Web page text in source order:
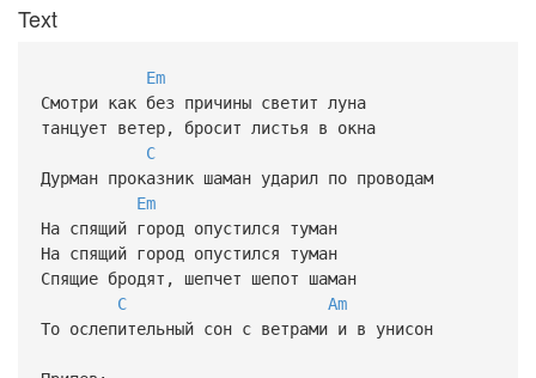
Text
Em
Смотри как без причины светит луна
танцует ветер, бросит листья в окна
C
Дурман проказник шаман ударил по проводам
Em
На спящий город опустился туман
На спящий город опустился туман
Спящие бродят, шепчет шепот шаман
C
Am
То ослепительный сон с ветрами и в унисон